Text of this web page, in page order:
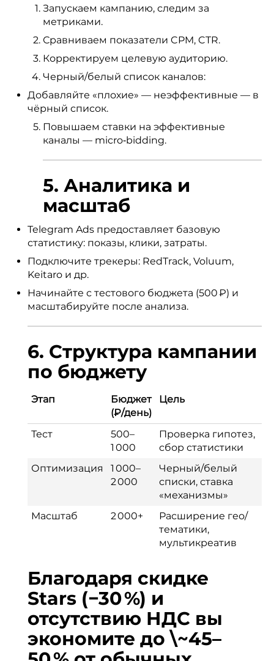
Запускаем кампанию, следим за
метриками.
Сравниваем показатели CPM, CTR.
Корректируем целевую аудиторию.
Черный/белый список каналов:
Добавляйте «плохие» — неэффективные — в
чёрный список.
Повышаем ставки на эффективные
каналы — micro‑bidding.
5. Аналитика и
масштаб
Telegram Ads предоставляет базовую
статистику: показы, клики, затраты.
Подключите трекеры: RedTrack, Voluum,
Keitaro и др.
Начинайте с тестового бюджета (500 ₽) и
масштабируйте после анализа.
6. Структура кампании
по бюджету
Этап
Бюджет
(₽/день)
Цель
Тест
500–
1 000
Проверка гипотез,
сбор статистики
Оптимизация
1 000–
2 000
Черный/белый
списки, ставка
«механизмы»
Масштаб
2 000+
Расширение гео/
тематики,
мультикреатив
Благодаря скидке
Stars (−30 %) и
отсутствию НДС вы
экономите до \~45–